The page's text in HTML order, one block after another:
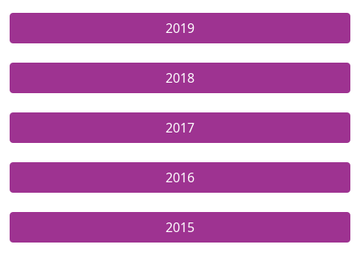
2019
2018
2017
2016
2015